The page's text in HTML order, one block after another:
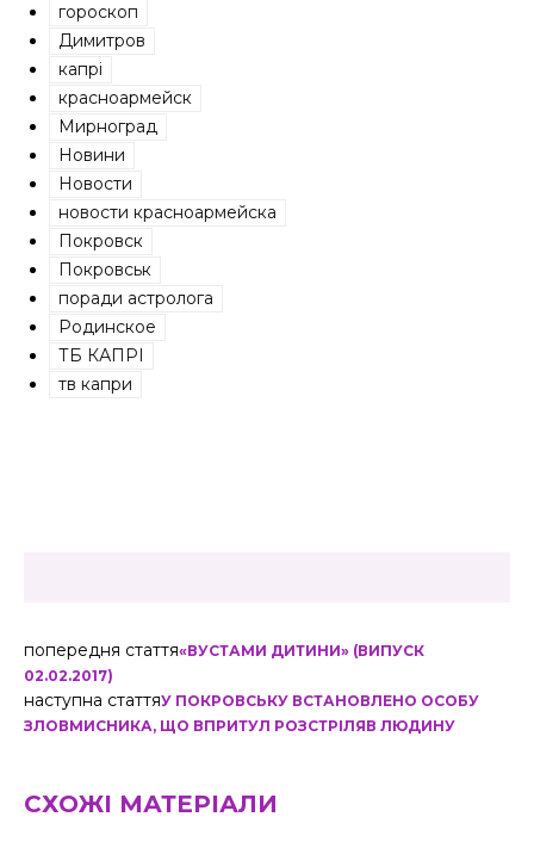
гороскоп
Димитров
капрі
красноармейск
Мирноград
Новини
Новости
новости красноармейска
Покровск
Покровськ
поради астролога
Родинское
ТБ КАПРІ
тв капри
попередня стаття«ВУСТАМИ ДИТИНИ» (ВИПУСК
02.02.2017)
наступна статтяУ ПОКРОВСЬКУ ВСТАНОВЛЕНО ОСОБУ
ЗЛОВМИСНИКА, ЩО ВПРИТУЛ РОЗСТРІЛЯВ ЛЮДИНУ
СХОЖІ МАТЕРІАЛИ